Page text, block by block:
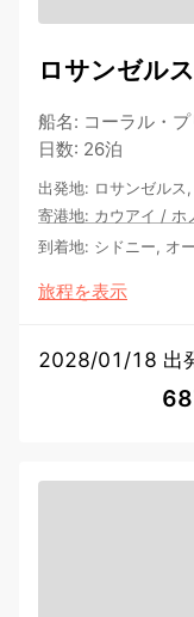
ロサンゼル
船名: コーラル・
日数: 26泊
出発地: ロサンゼルス
寄港地: カウアイ / ホ
到着地: シドニー, オ
旅程を表示
2028/01/18 出